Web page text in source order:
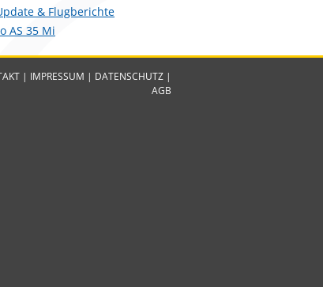
& Flugberichte
AS 35 Mi
| IMPRESSUM | DATENSCHUTZ |
AGB